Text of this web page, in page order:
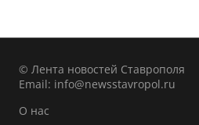
© Лента новостей Ставрополя
Email: info@newsstavropol.ru
О нас